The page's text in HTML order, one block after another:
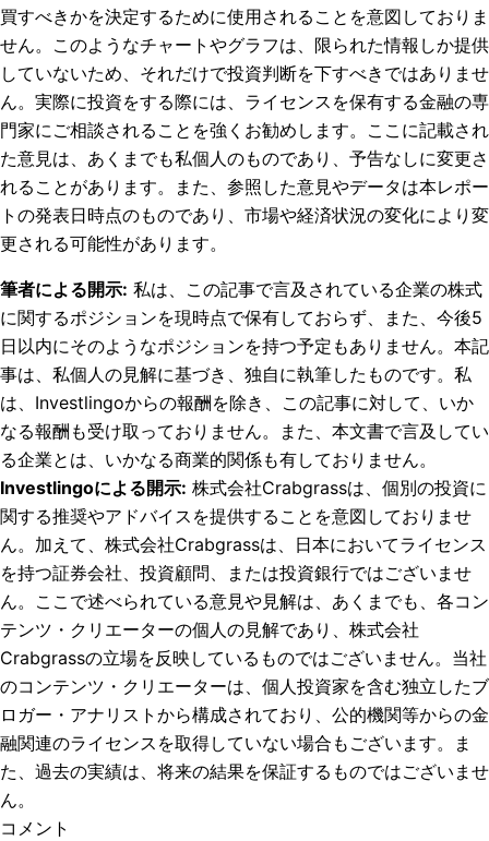
買すべきかを決定するために使用されることを意図しておりま
せん。このようなチャートやグラフは、限られた情報しか提供
していないため、それだけで投資判断を下すべきではありませ
ん。実際に投資をする際には、ライセンスを保有する金融の専
門家にご相談されることを強くお勧めします。ここに記載され
た意見は、あくまでも私個人のものであり、予告なしに変更さ
れることがあります。また、参照した意見やデータは本レポー
トの発表日時点のものであり、市場や経済状況の変化により変
更される可能性があります。
筆者による開示: 私は、この記事で言及されている企業の株式
に関するポジションを現時点で保有しておらず、また、今後5
日以内にそのようなポジションを持つ予定もありません。 本記
事は、私個人の見解に基づき、独自に執筆したものです。私
は、Investlingoからの報酬を除き、この記事に対して、いか
なる報酬も受け取っておりません。また、本文書で言及してい
る企業とは、いかなる商業的関係も有しておりません。
Investlingoによる開示: 株式会社Crabgrassは、個別の投資に
関する推奨やアドバイスを提供することを意図しておりませ
ん。加えて、株式会社Crabgrassは、日本においてライセンス
を持つ証券会社、投資顧問、または投資銀行ではございませ
ん。ここで述べられている意見や見解は、あくまでも、各コン
テンツ・クリエーターの個人の見解であり、株式会社
Crabgrassの立場を反映しているものではございません。当社
のコンテンツ・クリエーターは、個人投資家を含む独立したブ
ロガー・アナリストから構成されており、公的機関等からの金
融関連のライセンスを取得していない場合もございます。ま
た、過去の実績は、将来の結果を保証するものではございませ
ん。
コメント